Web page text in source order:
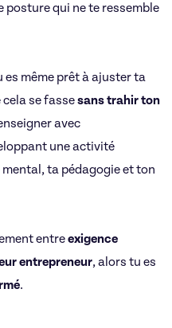
qui ne te ressemble
es même prêt à ajuster ta
se fassesans trahir ton
avec
une activité
ta pédagogie et ton
entreexigence
entrepreneur, alors tu es
.